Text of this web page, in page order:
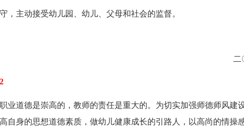
主动接受幼儿园、幼儿、父母和社会的监督。
二〇
道德是崇高的，教师的责任是重大的。为切实加强师德师风建
自身的思想道德素质，做幼儿健康成长的引路人，以高尚的情操